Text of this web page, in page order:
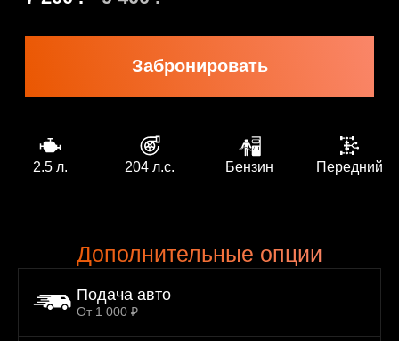
2.5 л. 204 л.с. Бензин Передний
Дополнительные опции
Подача авто
От 1 000 ₽